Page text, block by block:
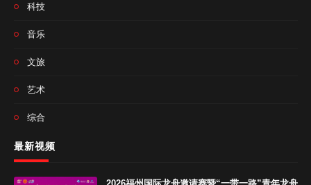
科技
音乐
文旅
艺术
综合
最新视频
2026福州国际龙舟邀请赛暨“一带一路”青年龙舟